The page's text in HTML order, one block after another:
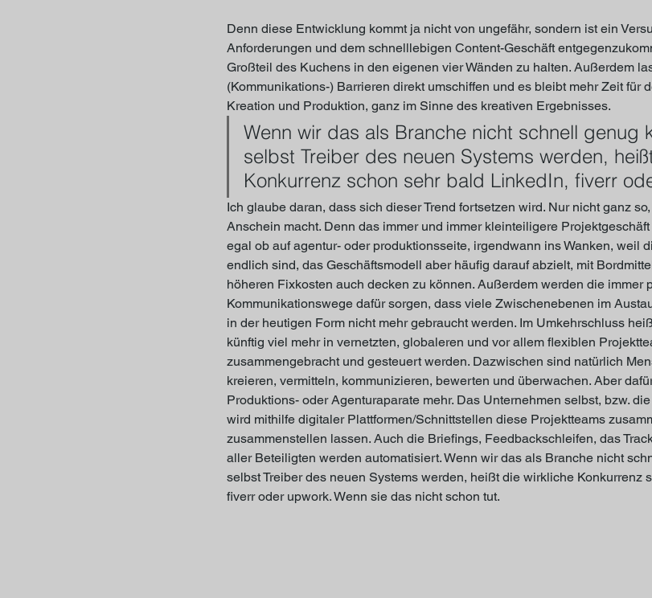
Denn diese Entwicklung kommt ja nicht von ungefähr, sondern ist ein
Anforderungen und dem schnelllebigen Content-Geschäft
Großteil des Kuchens in den eigenen vier Wänden zu halten. Außerdem
(Kommunikations-) Barrieren direkt umschiffen und es bleibt mehr Zeit für
Kreation und Produktion, ganz im Sinne des kreativen Ergebnisses.
Wenn wir das als Branche nicht schnell genug
selbst Treiber des neuen Systems werden,
Konkurrenz schon sehr bald LinkedIn, fiverr
Ich glaube daran, dass sich dieser Trend fortsetzen wird. Nur nicht ganz
Anschein macht. Denn das immer und immer kleinteiligere
egal ob auf agentur- oder produktionsseite, irgendwann ins Wanken, weil
endlich sind, das Geschäftsmodell aber häufig darauf abzielt, mit
höheren Fixkosten auch decken zu können. Außerdem werden die immer
Kommunikationswege dafür sorgen, dass viele Zwischenebenen im
in der heutigen Form nicht mehr gebraucht werden. Im Umkehrschluss
künftig viel mehr in vernetzten, globaleren und vor allem flexiblen
zusammengebracht und gesteuert werden. Dazwischen sind natürlich
kreieren, vermitteln, kommunizieren, bewerten und überwachen. Aber
Produktions- oder Agenturaparate mehr. Das Unternehmen selbst, bzw.
wird mithilfe digitaler Plattformen/Schnittstellen diese Projektteams
zusammenstellen lassen. Auch die Briefings, Feedbackschleifen, das
aller Beteiligten werden automatisiert. Wenn wir das als Branche nicht
selbst Treiber des neuen Systems werden, heißt die wirkliche Konkurrenz
fiverr oder upwork. Wenn sie das nicht schon tut.